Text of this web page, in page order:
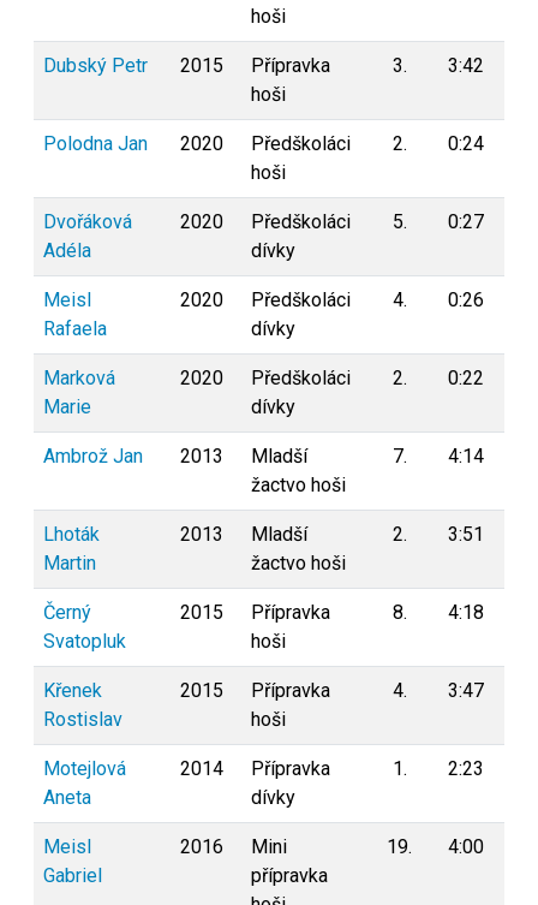
hoši
Dubský Petr 2015
Přípravka
hoši
3. 3:42
Polodna Jan 2020
Předškoláci
hoši
2. 0:24
Dvořáková
Adéla
2020
Předškoláci
dívky
5. 0:27
Meisl
Rafaela
2020
Předškoláci
dívky
4. 0:26
Marková
Marie
2020
Předškoláci
dívky
2. 0:22
Ambrož Jan 2013
Mladší
žactvo hoši
7. 4:14
Lhoták
Martin
2013
Mladší
žactvo hoši
2. 3:51
Černý
Svatopluk
2015
Přípravka
hoši
8. 4:18
Křenek
Rostislav
2015
Přípravka
hoši
4. 3:47
Motejlová
Aneta
2014
Přípravka
dívky
1. 2:23
Meisl
Gabriel
2016
Mini
přípravka
19. 4:00